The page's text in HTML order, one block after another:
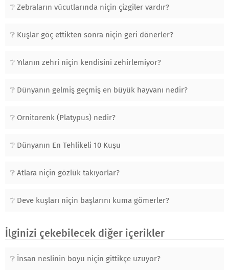
Zebraların vücutlarında niçin çizgiler vardır?
Kuşlar göç ettikten sonra niçin geri dönerler?
Yılanın zehri niçin kendisini zehirlemiyor?
Dünyanın gelmiş geçmiş en büyük hayvanı nedir?
Ornitorenk (Platypus) nedir?
Dünyanın En Tehlikeli 10 Kuşu
Atlara niçin gözlük takıyorlar?
Deve kuşları niçin başlarını kuma gömerler?
İlginizi çekebilecek diğer içerikler
İnsan neslinin boyu niçin gittikçe uzuyor?